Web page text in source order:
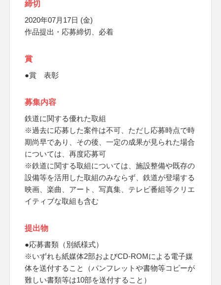
締切
2020年07月17日 (金)
作品提出・応募締切、必着
賞
●賞 表彰
募集内容
鉄道に関する優れた取組
※過去に応募した案件は不可、ただし応募時点で時
期尚早であり、その後、一定の成果が見られた場合
については、再度応募可
※鉄道に関する取組については、施設整備や既存の
設備等を活用した取組のみならず、鉄道が登場する
映画、楽曲、アート、写真集、テレビ番組等クリエ
イティブな取組も含む
提出物
●応募書類（別紙様式）
※いずれも紙媒体2部およびCD-ROMによる電子媒
体を送付すること（パンフレットや書物等コピーが
難しい書類等は10部を送付すること）